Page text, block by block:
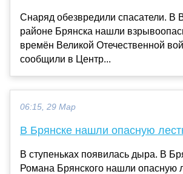
Снаряд обезвредили спасатели. В
районе Брянска нашли
времён Великой Отечественной
сообщили в Центр...
06:15, 29 Мар
В Брянске нашли опасную
В ступеньках появилась дыра. В
Романа Брянского нашли опасную